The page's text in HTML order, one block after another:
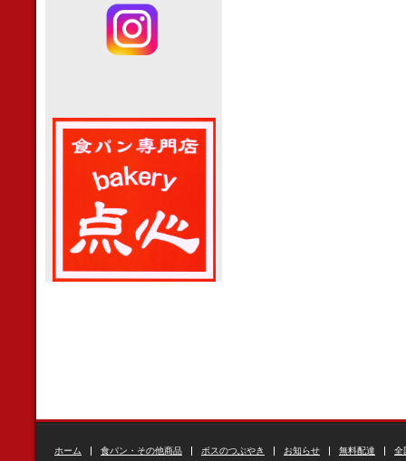
ホーム 食パン・その他商品 ボスのつぶやき お知らせ 無料配達 全